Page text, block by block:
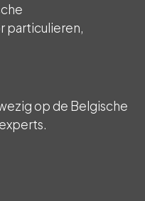
particulieren,
op de Belgische